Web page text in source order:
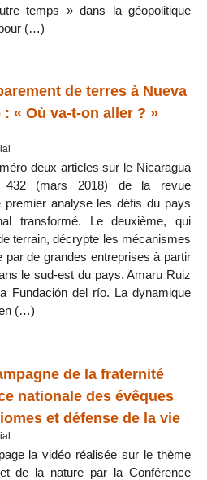
temps » dans la géopolitique
(…)
de terres à Nueva
« Où va-t-on aller ? »
deux articles sur le Nicaragua
432 (mars 2018) de la revue
premier analyse les défis du pays
transformé. Le deuxième, qui
terrain, décrypte les mécanismes
par de grandes entreprises à partir
le sud-est du pays. Amaru Ruiz
Fundación del río. La dynamique
en (…)
de la fraternité
nationale des évêques
et défense de la vie
la vidéo réalisée sur le thème
de la nature par la Conférence